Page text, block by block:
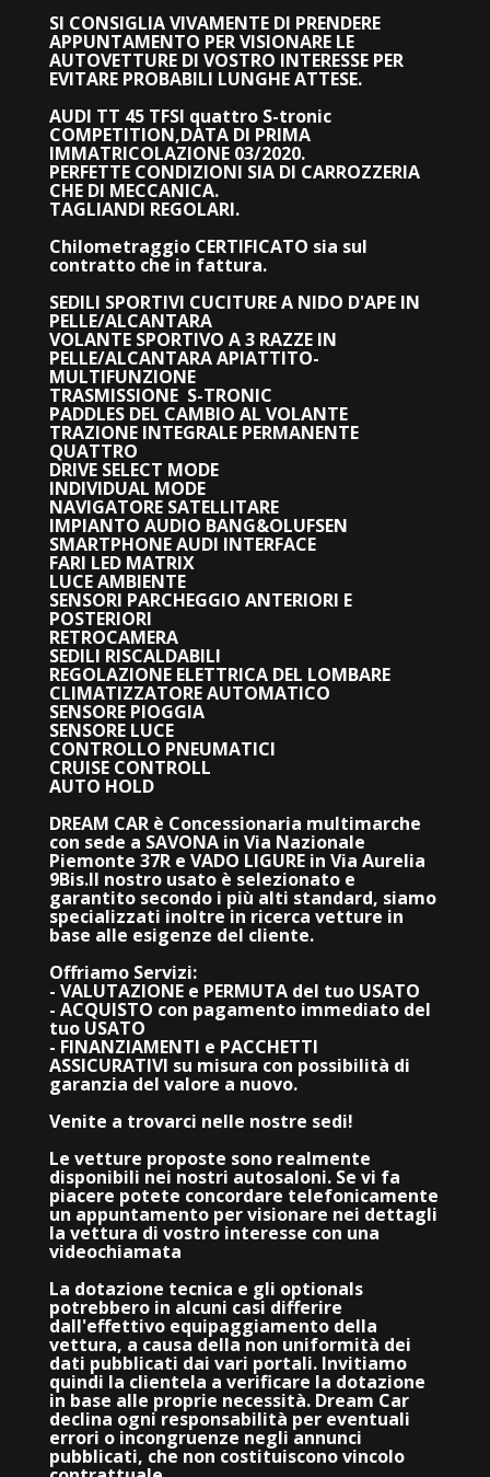
SI CONSIGLIA VIVAMENTE DI PRENDERE
APPUNTAMENTO PER VISIONARE LE
AUTOVETTURE DI VOSTRO INTERESSE PER
EVITARE PROBABILI LUNGHE ATTESE.
AUDI TT 45 TFSI quattro S-tronic
COMPETITION,DATA DI PRIMA
IMMATRICOLAZIONE 03/2020.
PERFETTE CONDIZIONI SIA DI CARROZZERIA
CHE DI MECCANICA.
TAGLIANDI REGOLARI.
Chilometraggio CERTIFICATO sia sul
contratto che in fattura.
SEDILI SPORTIVI CUCITURE A NIDO D'APE IN
PELLE/ALCANTARA
VOLANTE SPORTIVO A 3 RAZZE IN
PELLE/ALCANTARA APIATTITO-
MULTIFUNZIONE
TRASMISSIONE S-TRONIC
PADDLES DEL CAMBIO AL VOLANTE
TRAZIONE INTEGRALE PERMANENTE
QUATTRO
DRIVE SELECT MODE
INDIVIDUAL MODE
NAVIGATORE SATELLITARE
IMPIANTO AUDIO BANG&OLUFSEN
SMARTPHONE AUDI INTERFACE
FARI LED MATRIX
LUCE AMBIENTE
SENSORI PARCHEGGIO ANTERIORI E
POSTERIORI
RETROCAMERA
SEDILI RISCALDABILI
REGOLAZIONE ELETTRICA DEL LOMBARE
CLIMATIZZATORE AUTOMATICO
SENSORE PIOGGIA
SENSORE LUCE
CONTROLLO PNEUMATICI
CRUISE CONTROLL
AUTO HOLD
DREAM CAR è Concessionaria multimarche
con sede a SAVONA in Via Nazionale
Piemonte 37R e VADO LIGURE in Via Aurelia
9Bis.Il nostro usato è selezionato e
garantito secondo i più alti standard, siamo
specializzati inoltre in ricerca vetture in
base alle esigenze del cliente.
Offriamo Servizi:
- VALUTAZIONE e PERMUTA del tuo USATO
- ACQUISTO con pagamento immediato del
tuo USATO
- FINANZIAMENTI e PACCHETTI
ASSICURATIVI su misura con possibilità di
garanzia del valore a nuovo.
Venite a trovarci nelle nostre sedi!
Le vetture proposte sono realmente
disponibili nei nostri autosaloni. Se vi fa
piacere potete concordare telefonicamente
un appuntamento per visionare nei dettagli
la vettura di vostro interesse con una
videochiamata
La dotazione tecnica e gli optionals
potrebbero in alcuni casi differire
dall'effettivo equipaggiamento della
vettura, a causa della non uniformità dei
dati pubblicati dai vari portali. Invitiamo
quindi la clientela a verificare la dotazione
in base alle proprie necessità. Dream Car
declina ogni responsabilità per eventuali
errori o incongruenze negli annunci
pubblicati, che non costituiscono vincolo